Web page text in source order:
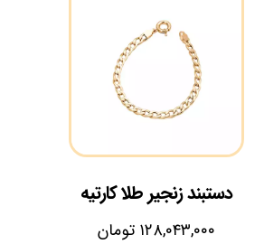
دستبند زنجیر طلا کارتیه
۱۲۸,۰۴۳,۰۰۰ تومان